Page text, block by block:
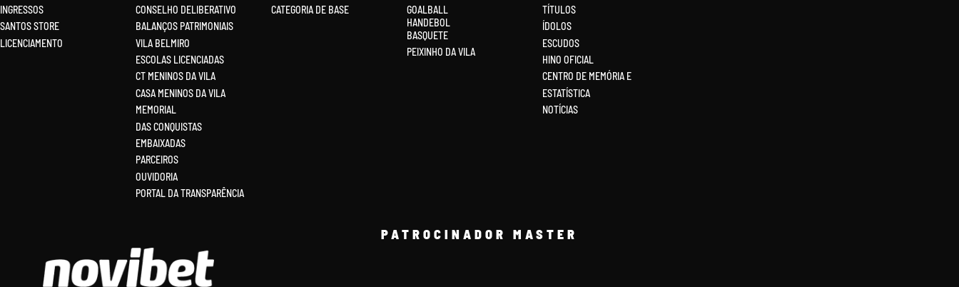
INGRESSOS
SANTOS STORE
LICENCIAMENTO
CONSELHO DELIBERATIVO
BALANÇOS PATRIMONIAIS
VILA BELMIRO
ESCOLAS LICENCIADAS
CT MENINOS DA VILA
CASA MENINOS DA VILA
MEMORIAL
DAS CONQUISTAS
EMBAIXADAS
PARCEIROS
OUVIDORIA
PORTAL DA TRANSPARÊNCIA
CATEGORIA DE BASE
GOALBALL
HANDEBOL
BASQUETE
PEIXINHO DA VILA
TÍTULOS
ÍDOLOS
ESCUDOS
HINO OFICIAL
CENTRO DE MEMÓRIA E
ESTATÍSTICA
NOTÍCIAS
PATROCINADOR MASTER